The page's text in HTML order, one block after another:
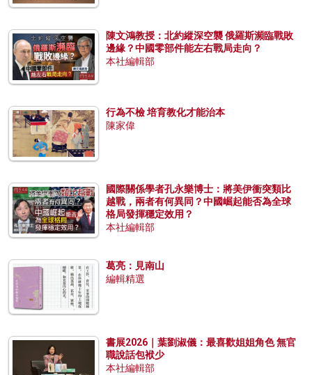
陳文鴻教授：北約縱深空襲 俄羅斯瀕臨戰敗
邊緣？中國零部件能左右戰局走向？
本社編輯部
行為不檢 培育教化才能治本
陳家偉
國際關係學者孔永樂博士：將美伊衝突類比
越戰，兩者有何異同？中國崛起能否為全球
格局發揮穩定效用？
本社編輯部
葛亮：見南山
編輯精選
書展2026｜葉劉淑儀：最喜歡姐姐角色 無官
職說話包袱少
本社編輯部